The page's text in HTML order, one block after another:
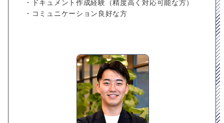
・ドキュメント作成経験（精度高く対応可能な方）
・コミュニケーション良好な方